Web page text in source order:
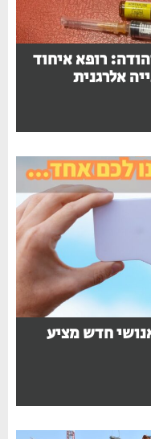
רופא איחוד
אלרגנית
חדש מציע